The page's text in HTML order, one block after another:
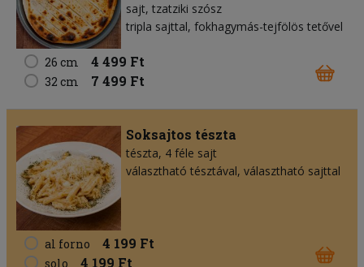
sajt tzatziki szósz
tripla sajttal, fokhagymás-tejfölös tetővel
26 cm 4 499 Ft
32 cm 7 499 Ft
Soksajtos tészta
tészta 4 féle sajt
választható tésztával, választható sajttal
al forno 4 199 Ft
solo 4 199 Ft